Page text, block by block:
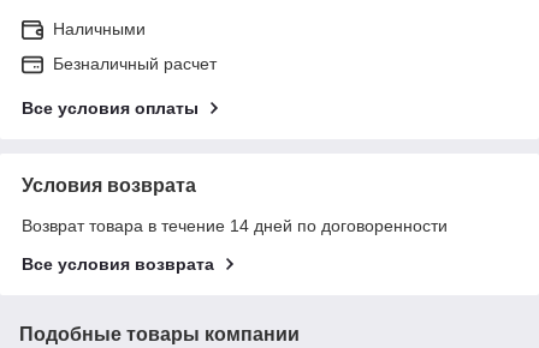
Наличными
Безналичный расчет
Все условия оплаты
Условия возврата
Возврат товара в течение 14 дней по договоренности
Все условия возврата
Подобные товары компании